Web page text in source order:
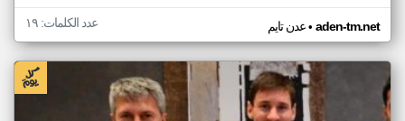
عدن تايم• aden-tm.net عدد الكلمات: ١٩